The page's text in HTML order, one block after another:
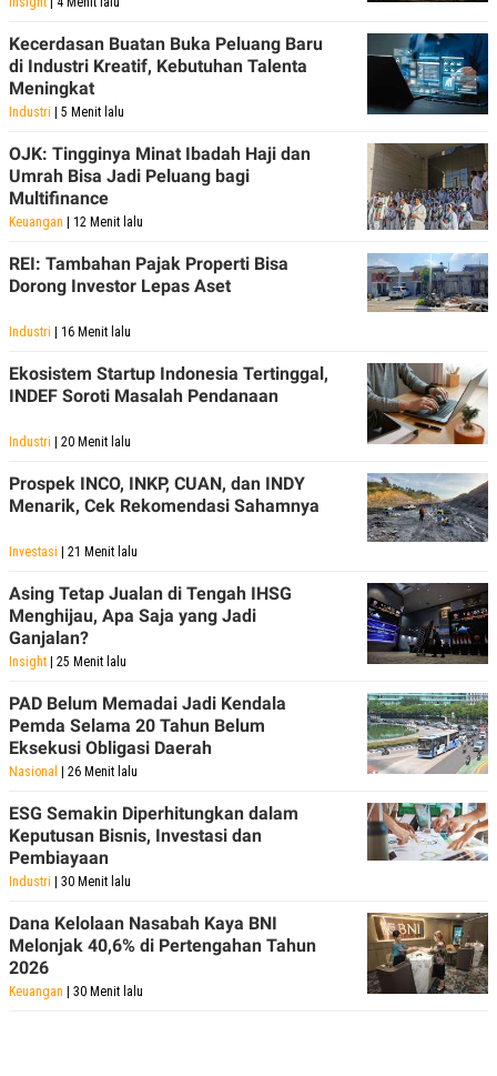
P
P
E
R
D
E
R
T
I
S
N
G
K
G
M
D
I
I
SITEMAPPROFILE
PEDOMAN
PEMBERITAAN
PRIVACY
Kecerdasan Buatan Buka Peluang Baru
di Industri Kreatif, Kebutuhan Talenta
Meningkat
Industri | 5 Menit lalu
OJK: Tingginya Minat Ibadah Haji dan
Umrah Bisa Jadi Peluang bagi
Multifinance
Keuangan | 12 Menit lalu
REI: Tambahan Pajak Properti Bisa
Dorong Investor Lepas Aset
Industri | 16 Menit lalu
Ekosistem Startup Indonesia Tertinggal,
INDEF Soroti Masalah Pendanaan
Industri | 20 Menit lalu
Prospek INCO, INKP, CUAN, dan INDY
Menarik, Cek Rekomendasi Sahamnya
Investasi | 21 Menit lalu
Asing Tetap Jualan di Tengah IHSG
Menghijau, Apa Saja yang Jadi
Ganjalan?
Insight | 25 Menit lalu
PAD Belum Memadai Jadi Kendala
Pemda Selama 20 Tahun Belum
Eksekusi Obligasi Daerah
Nasional | 26 Menit lalu
ESG Semakin Diperhitungkan dalam
Keputusan Bisnis, Investasi dan
Pembiayaan
Industri | 30 Menit lalu
Dana Kelolaan Nasabah Kaya BNI
Melonjak 40,6% di Pertengahan Tahun
2026
Keuangan | 30 Menit lalu